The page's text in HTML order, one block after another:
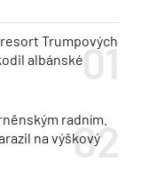
Trumpových
albánské
radním.
na výškový